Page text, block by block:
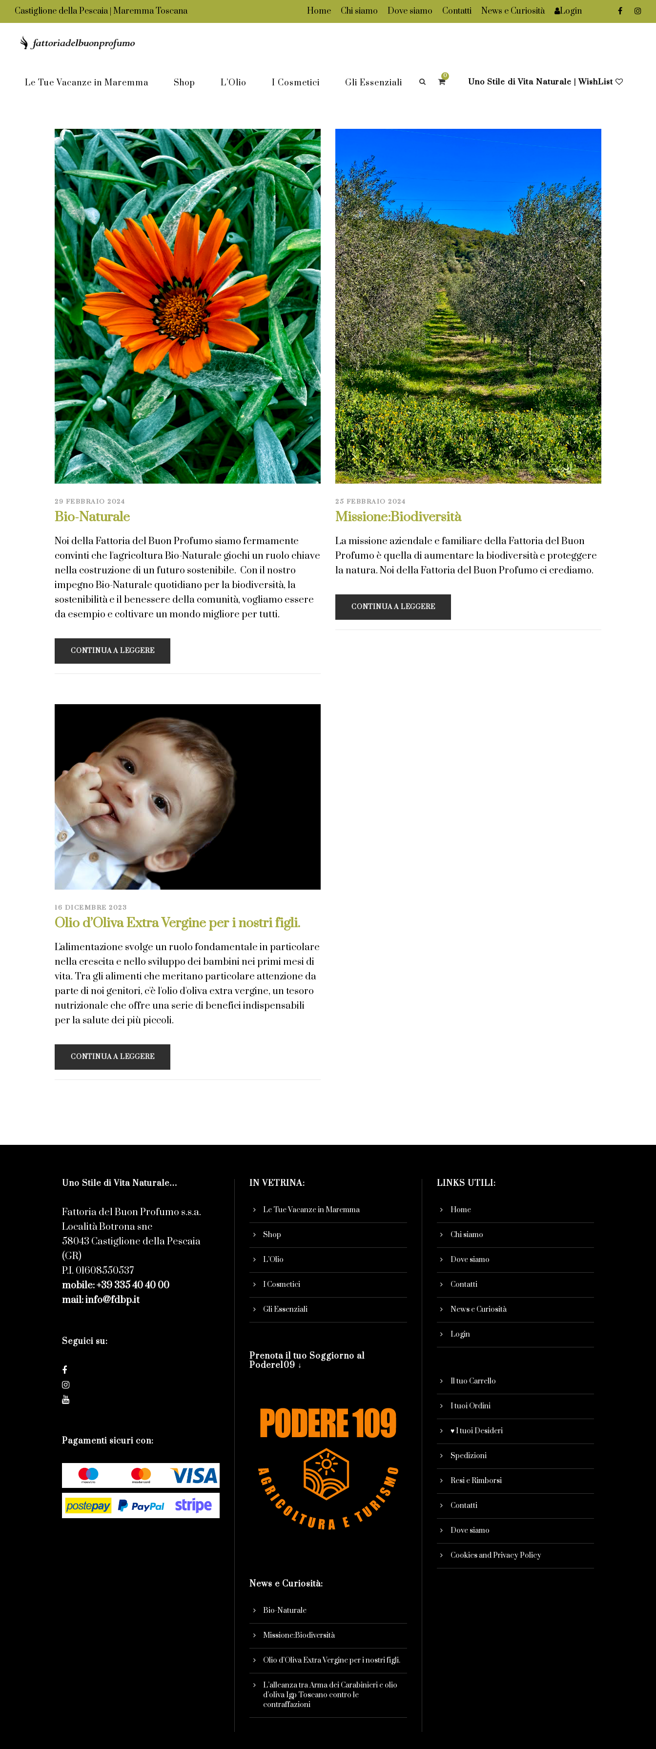
Castiglione della Pescaia | Maremma Toscana Home Chi siamo Dove siamo Contatti News e Curiosità Login
Le Tue Vacanze in Maremma Shop L’Olio I Cosmetici Gli Essenziali
0
Uno Stile di Vita Naturale | WishList
29 FEBBRAIO 2024
Bio-Naturale
Noi della Fattoria del Buon Profumo siamo fermamente
convinti che l'agricoltura Bio-Naturale giochi un ruolo chiave
nella costruzione di un futuro sostenibile. Con il nostro
impegno Bio-Naturale quotidiano per la biodiversità, la
sostenibilità e il benessere della comunità, vogliamo essere
da esempio e coltivare un mondo migliore per tutti.
CONTINUA A LEGGERE
25 FEBBRAIO 2024
Missione:Biodiversità
La missione aziendale e familiare della Fattoria del Buon
Profumo è quella di aumentare la biodiversità e proteggere
la natura. Noi della Fattoria del Buon Profumo ci crediamo.
CONTINUA A LEGGERE
16 DICEMBRE 2023
Olio d’Oliva Extra Vergine per i nostri figli.
L'alimentazione svolge un ruolo fondamentale in particolare
nella crescita e nello sviluppo dei bambini nei primi mesi di
vita. Tra gli alimenti che meritano particolare attenzione da
parte di noi genitori, c'è l'olio d'oliva extra vergine, un tesoro
nutrizionale che offre una serie di benefici indispensabili
per la salute dei più piccoli.
CONTINUA A LEGGERE
Uno Stile di Vita Naturale…
Fattoria del Buon Profumo s.s.a.
Località Botrona snc
58043 Castiglione della Pescaia
(GR)
P.I. 01608550537
mobile: +39 335 40 40 00
mail: info@fdbp.it
Seguici su:
Pagamenti sicuri con:
IN VETRINA:
Le Tue Vacanze in Maremma
Shop
L’Olio
I Cosmetici
Gli Essenziali
Prenota il tuo Soggiorno al
Podere109 ↓
News e Curiosità:
Bio-Naturale
Missione:Biodiversità
Olio d’Oliva Extra Vergine per i nostri figli.
L’alleanza tra Arma dei Carabinieri e olio
d’oliva Igp Toscano contro le
contraffazioni
LINKS UTILI:
Home
Chi siamo
Dove siamo
Contatti
News e Curiosità
Login
Il tuo Carrello
I tuoi Ordini
♥ I tuoi Desideri
Spedizioni
Resi e Rimborsi
Contatti
Dove siamo
Cookies and Privacy Policy